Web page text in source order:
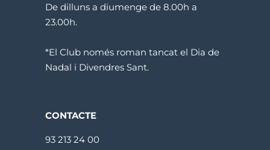
De dilluns a diumenge de 8.00h a
23.00h.
*El Club només roman tancat el Dia de
Nadal i Divendres Sant.
CONTACTE
93 213 24 00